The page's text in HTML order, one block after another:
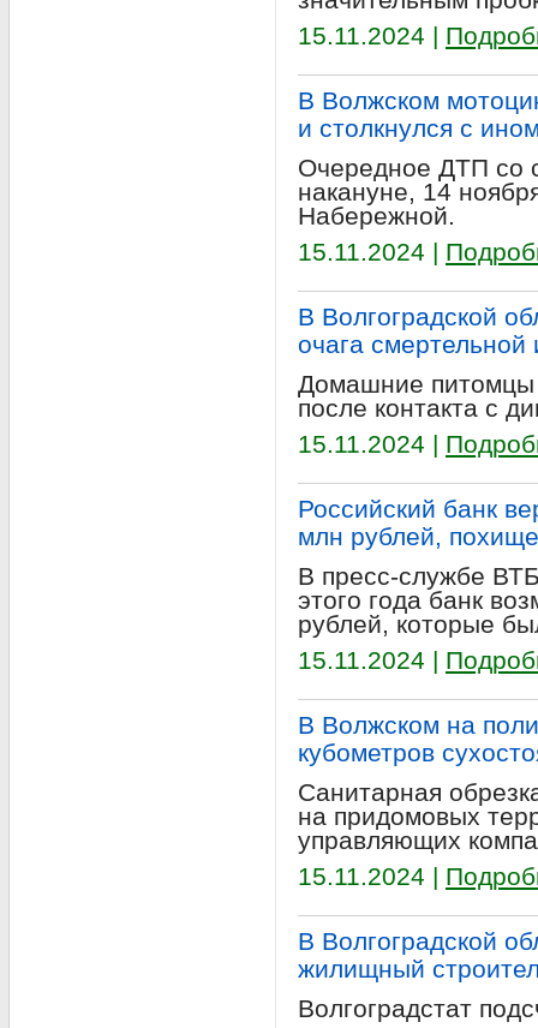
15.11.2024 |
В Волжском
и столкнулся с
Очередное ДТП со
накануне, 14
Набережной.
15.11.2024 |
В Волгоградской
очага
Домашние питомцы
после контакта с
15.11.2024 |
Российский банк
млн рублей,
В пресс-службе
этого года банк
рублей, которые
15.11.2024 |
В Волжском на
кубометров
Санитарная
на придомовых
управляющих
15.11.2024 |
В Волгоградской
жилищный
Волгоградстат